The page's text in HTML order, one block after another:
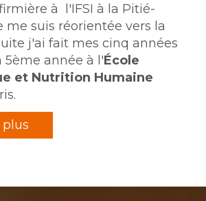
à l'IFSI à la Pitié-
me suis réorientée vers la
j'ai fait mes cinq années
5ème année à l'École
et Nutrition Humaine
plus